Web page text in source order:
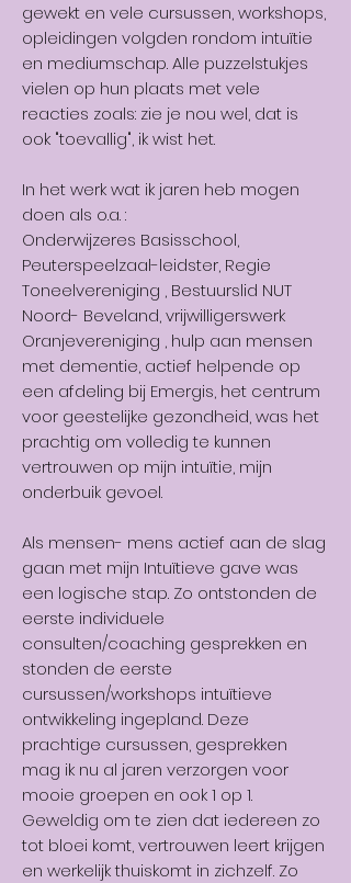
gewekt en vele cursussen, workshops,
opleidingen volgden rondom intuïtie
en mediumschap. Alle puzzelstukjes
vielen op hun plaats met vele
reacties zoals: zie je nou wel, dat is
ook "toevallig", ik wist het.
In het werk wat ik jaren heb mogen
doen als o.a. :
Onderwijzeres Basisschool,
Peuterspeelzaal-leidster, Regie
Toneelvereniging , Bestuurslid NUT
Noord- Beveland, vrijwilligerswerk
Oranjevereniging , hulp aan mensen
met dementie, actief helpende op
een afdeling bij Emergis, het centrum
voor geestelijke gezondheid, was het
prachtig om volledig te kunnen
vertrouwen op mijn intuïtie, mijn
onderbuik gevoel.
Als mensen- mens actief aan de slag
gaan met mijn Intuïtieve gave was
een logische stap. Zo ontstonden de
eerste individuele
consulten/coaching gesprekken en
stonden de eerste
cursussen/workshops intuïtieve
ontwikkeling ingepland. Deze
prachtige cursussen, gesprekken
mag ik nu al jaren verzorgen voor
mooie groepen en ook 1 op 1.
Geweldig om te zien dat iedereen zo
tot bloei komt, vertrouwen leert krijgen
en werkelijk thuiskomt in zichzelf. Zo